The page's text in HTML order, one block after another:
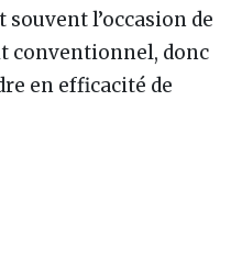
l’occasion de
conventionnel, donc
en efficacité de